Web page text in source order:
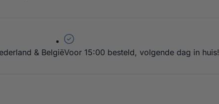
& BelgiëVoor 15:00 besteld, volgende dag in huis!
– Green